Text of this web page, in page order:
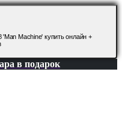
'Man Machine' купить онлайн +
в подарок